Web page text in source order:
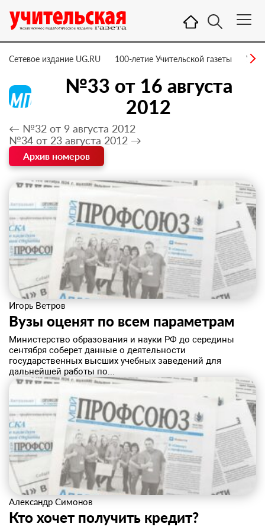
Сетевое издание UG.RU 100-летие Учительской газеты УГ –
№33 от 16 августа
2012
← №32 от 9 августа 2012
№34 от 23 августа 2012 →
Архив номеров
Игорь Ветров
Вузы оценят по всем параметрам
Министерство образования и науки РФ до середины
сентября соберет данные о деятельности
государственных высших учебных заведений для
дальнейшей работы по...
Александр Симонов
Кто хочет получить кредит?